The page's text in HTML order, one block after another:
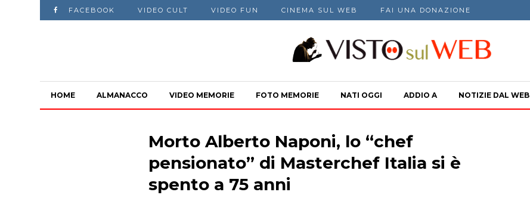
FACEBOOK VIDEO CULT VIDEO FUN CINEMA SUL WEB FAI UNA DONAZIONE
HOME ALMANACCO VIDEO MEMORIE FOTO MEMORIE NATI OGGI ADDIO A NOTIZIE DAL WEB
Morto Alberto Naponi, lo “chef
pensionato” di Masterchef Italia si è
spento a 75 anni